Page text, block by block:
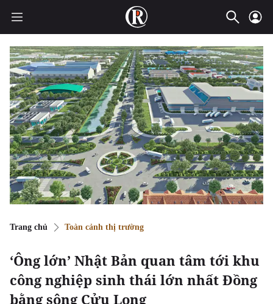
Trang chủ Toàn cảnh thị trường
‘Ông lớn’ Nhật Bản quan tâm tới khu
công nghiệp sinh thái lớn nhất Đồng
bằng sông Cửu Long